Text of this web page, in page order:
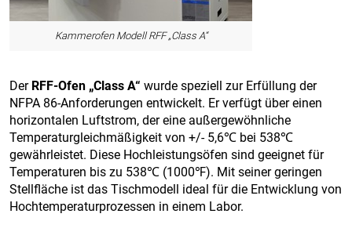
Kammerofen Modell RFF „Class A“
Der RFF-Ofen „Class A“ wurde speziell zur Erfüllung der
NFPA 86-Anforderungen entwickelt. Er verfügt über einen
horizontalen Luftstrom, der eine außergewöhnliche
Temperaturgleichmäßigkeit von +/- 5,6℃ bei 538℃
gewährleistet. Diese Hochleistungsöfen sind geeignet für
Temperaturen bis zu 538℃ (1000℉). Mit seiner geringen
Stellfläche ist das Tischmodell ideal für die Entwicklung von
Hochtemperaturprozessen in einem Labor.